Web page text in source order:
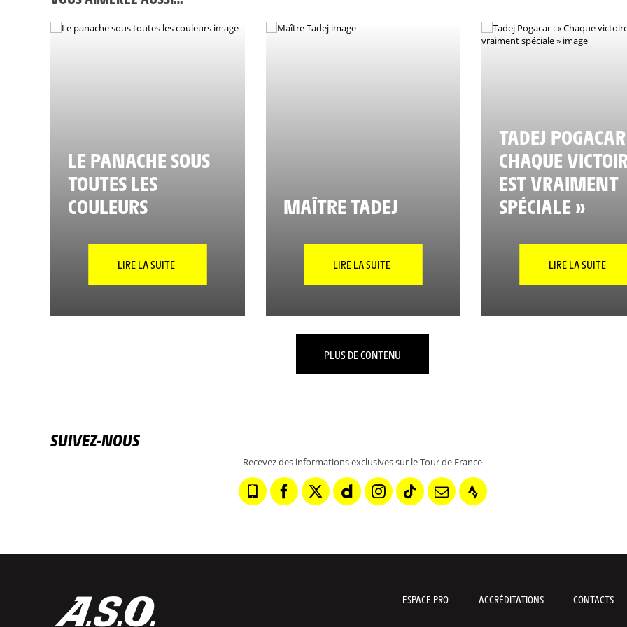
LE PANACHE SOUS
TOUTES LES
COULEURS
LIRE LA SUITE
MAÎTRE TADEJ
LIRE LA SUITE
TADEJ
CHAQUE
EST VRAIMENT
SPÉCIALE »
LIRE LA SUITE
PLUS DE CONTENU
SUIVEZ-NOUS
Recevez des informations exclusives sur le Tour de France
ESPACE PRO ACCRÉDITATIONS CONTACTS